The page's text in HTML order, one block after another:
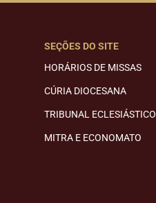
SEÇÕES DO SITE
HORÁRIOS DE MISSAS
CÚRIA DIOCESANA
TRIBUNAL ECLESIÁSTICO
MITRA E ECONOMATO